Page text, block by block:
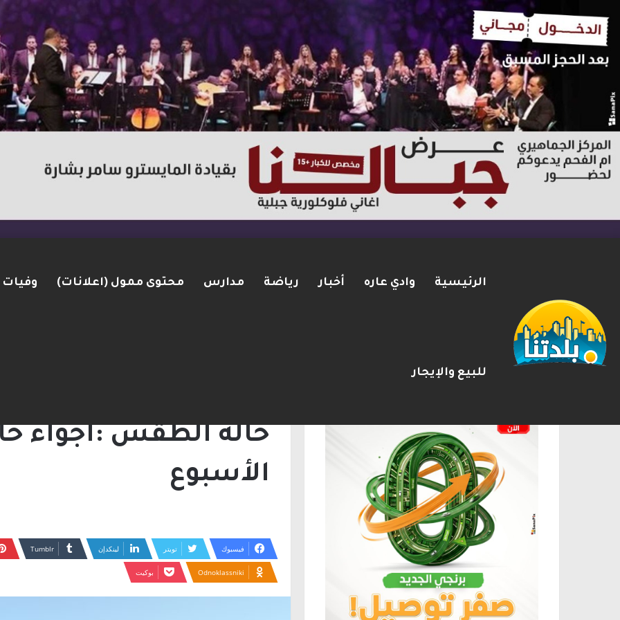
الرئيسية وادي عاره أخبار رياضة مدارس محتوى ممول (اعلانات) وفيات
للبيع والإيجار
مقتل زياد بشارة من الطيرة بإطلاق نار في الطيبة.. بعد عام ونصف على مقتل زوجته
حالة الطقس :أجواء
الأسبوع
فيسبوك تويتر لينكدإن
Odnoklassniki بوكيت
الإعلانات